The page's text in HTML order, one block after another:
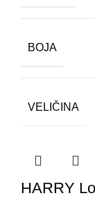
BOJA
VELIČINA
HARRY